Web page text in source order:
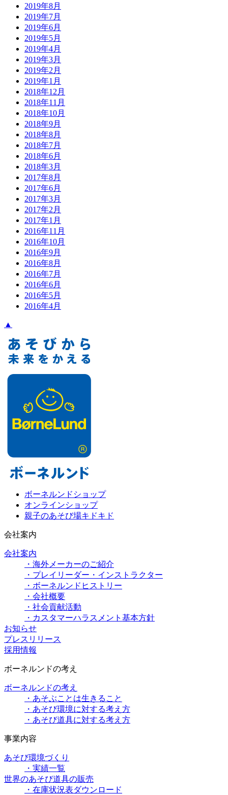
2019年8月
2019年7月
2019年6月
2019年5月
2019年4月
2019年3月
2019年2月
2019年1月
2018年12月
2018年11月
2018年10月
2018年9月
2018年8月
2018年7月
2018年6月
2018年3月
2017年8月
2017年6月
2017年3月
2017年2月
2017年1月
2016年11月
2016年10月
2016年9月
2016年8月
2016年7月
2016年6月
2016年5月
2016年4月
▲
ボーネルンドショップ
オンラインショップ
親子のあそび場キドキド
会社案内
会社案内
・海外メーカーのご紹介
・プレイリーダー・インストラクター
・ボーネルンドヒストリー
・会社概要
・社会貢献活動
・カスタマーハラスメント基本方針
お知らせ
プレスリリース
採用情報
ボーネルンドの考え
ボーネルンドの考え
・あそぶことは生きること
・あそび環境に対する考え方
・あそび道具に対する考え方
事業内容
あそび環境づくり
・実績一覧
世界のあそび道具の販売
・在庫状況表ダウンロード